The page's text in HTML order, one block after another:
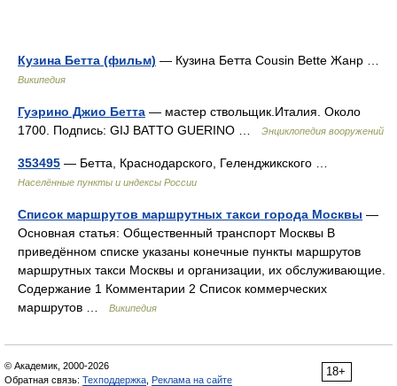
Кузина Бетта (фильм) — Кузина Бетта Cousin Bette Жанр …
Википедия
Гуэрино Джио Бетта — мастер ствольщик.Италия. Около
1700. Подпись: GIJ BATTO GUERINO …
Энциклопедия вооружений
353495 — Бетта, Краснодарского, Геленджикского …
Населённые пункты и индексы России
Список маршрутов маршрутных такси города Москвы —
Основная статья: Общественный транспорт Москвы В
приведённом списке указаны конечные пункты маршрутов
маршрутных такси Москвы и организации, их обслуживающие.
Содержание 1 Комментарии 2 Список коммерческих
маршрутов …
Википедия
18+
© Академик, 2000-2026
Обратная связь: Техподдержка Реклама на сайте